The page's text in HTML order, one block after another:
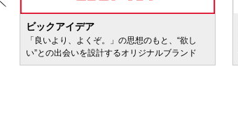
ビックアイデア
「良いより、よくぞ。」の思想のもと、“欲し
い”との出会いを設計するオリジナルブランド